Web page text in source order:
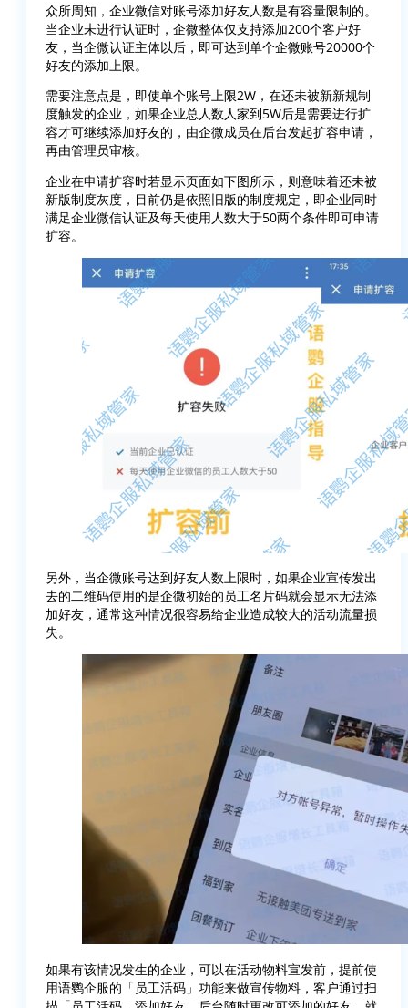
众所周知，企业微信对账号添加好友人数是有容量限制的。
当企业未进行认证时，企微整体仅支持添加200个客户好
友，当企微认证主体以后，即可达到单个企微账号20000个
好友的添加上限。
需要注意点是，即使单个账号上限2W，在还未被新新规制
度触发的企业，如果企业总人数人家到5W后是需要进行扩
容才可继续添加好友的，由企微成员在后台发起扩容申请，
再由管理员审核。
企业在申请扩容时若显示页面如下图所示，则意味着还未被
新版制度灰度，目前仍是依照旧版的制度规定，即企业同时
满足企业微信认证及每天使用人数大于50两个条件即可申请
扩容。
另外，当企微账号达到好友人数上限时，如果企业宣传发出
去的二维码使用的是企微初始的员工名片码就会显示无法添
加好友，通常这种情况很容易给企业造成较大的活动流量损
失。
如果有该情况发生的企业，可以在活动物料宣发前，提前使
用语鹦企服的「员工活码」功能来做宣传物料，客户通过扫